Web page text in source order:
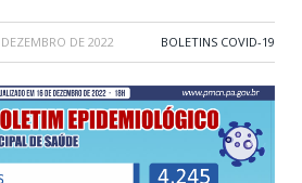
DE 2022 BOLETINS COVID-19